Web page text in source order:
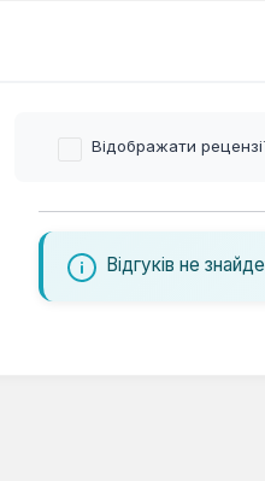
Відображати
Відгуків не